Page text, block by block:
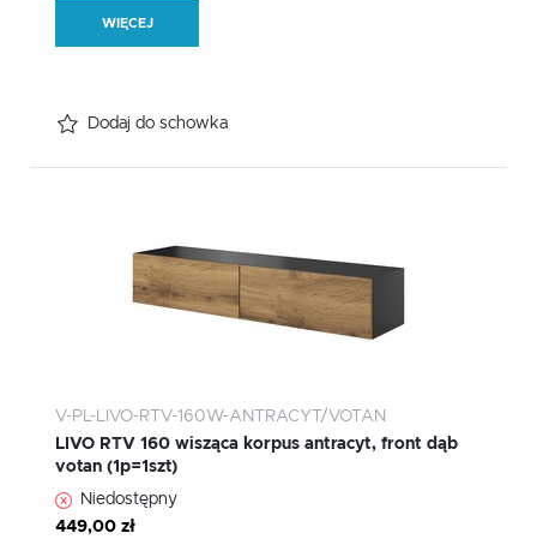
WIĘCEJ
Dodaj do schowka
V-PL-LIVO-RTV-160W-ANTRACYT/VOTAN
LIVO RTV 160 wisząca korpus antracyt, front dąb
votan (1p=1szt)
Niedostępny
449,00 zł